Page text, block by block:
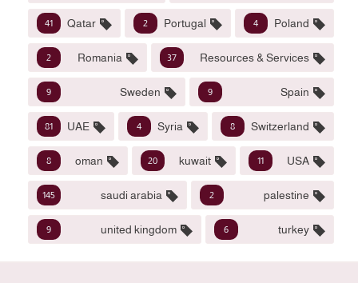
Poland
4
Portugal
2
Qatar
41
Resources & Services
37
Romania
2
Spain
9
Sweden
9
Switzerland
8
Syria
4
UAE
81
USA
11
kuwait
20
oman
8
palestine
2
saudi arabia
145
turkey
6
united kingdom
9